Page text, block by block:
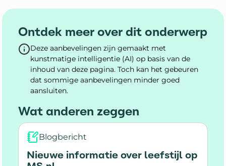
Ontdek meer over dit onderwerp
Deze aanbevelingen zijn gemaakt met
kunstmatige intelligentie (AI) op basis van de
inhoud van deze pagina. Toch kan het gebeuren
dat sommige aanbevelingen minder goed
aansluiten.
Wat anderen zeggen
Blogbericht
Nieuwe informatie over leefstijl op